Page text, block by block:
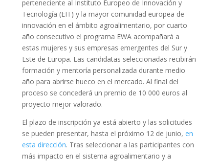
perteneciente al Instituto Europeo de Innovación y
Tecnología (EIT) y la mayor comunidad europea de
innovación en el ámbito agroalimentario, por cuarto
año consecutivo el programa EWA acompañará a
estas mujeres y sus empresas emergentes del Sur y
Este de Europa. Las candidatas seleccionadas recibirán
formación y mentoría personalizada durante medio
año para abrirse hueco en el mercado. Al final del
proceso se concederá un premio de 10 000 euros al
proyecto mejor valorado.
El plazo de inscripción ya está abierto y las solicitudes
se pueden presentar, hasta el próximo 12 de junio, en
esta dirección. Tras seleccionar a las participantes con
más impacto en el sistema agroalimentario y a